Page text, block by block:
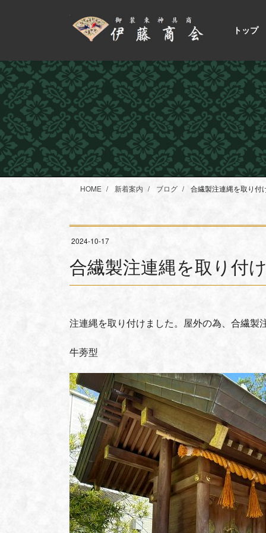
ツ
に
移
動
シ
ョ
ン
に
移
動
トップ
HOME 新着案内 ブログ 合繊製注連縄を取り付
2024-10-17
合繊製注連縄を取り付
注連縄を取り付けました。屋外の為、合繊製
牛蒡型